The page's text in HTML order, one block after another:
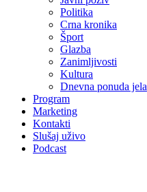
Politika
Crna kronika
Šport
Glazba
Zanimljivosti
Kultura
Dnevna ponuda jela
Program
Marketing
Kontakti
Slušaj uživo
Podcast